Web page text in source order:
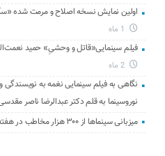
اولین نمایش نسخه اصلاح و مرمت شده
فیلم سینمایی«قاتل و وحشیِ» حمید
2 ماه
نگاهی به فیلم سینمایی نغمه به
نوروسینما به قلم دکتر عبدالرضا ناصر
میزبانی سینماها از ۳۰۰ هزار مخاطب در هفته گذشته